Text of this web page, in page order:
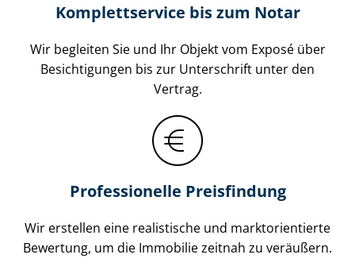
Komplettservice bis zum Notar
Wir begleiten Sie und Ihr Objekt vom Exposé über
Besichtigungen bis zur Unterschrift unter den
Vertrag.
Professionelle Preisfindung
Wir erstellen eine realistische und markt­ori­en­tier­te
Bewertung, um die Immobilie zeitnah zu veräußern.